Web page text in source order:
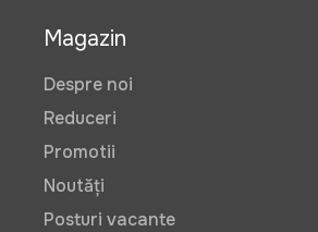
Magazin
Despre noi
Reduceri
Promotii
Noutăți
Posturi vacante